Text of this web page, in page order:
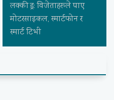
लक्की ड्र: विजेताहरूले पाए
मोटरसाइकल, स्मार्टफोन र
स्मार्ट टिभी